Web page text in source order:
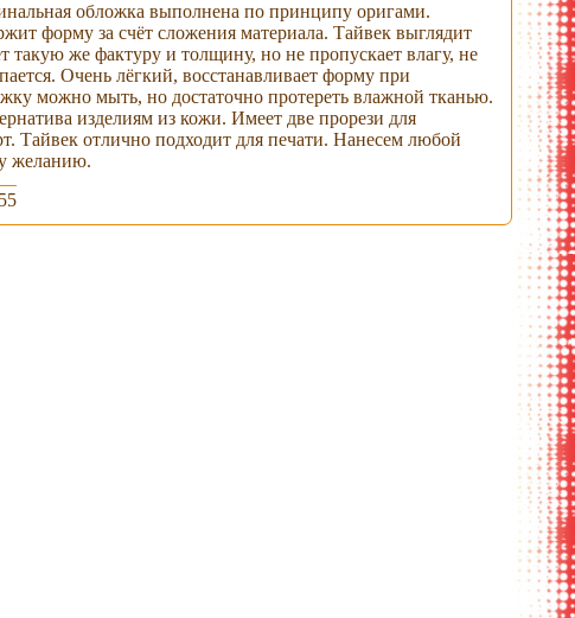
обложка выполнена по принципу оригами.
форму за счёт сложения материала. Тайвек выглядит
такую же фактуру и толщину, но не пропускает влагу, не
Очень лёгкий, восстанавливает форму при
можно мыть, но достаточно протереть влажной тканью.
изделиям из кожи. Имеет две прорези для
Тайвек отлично подходит для печати. Нанесем любой
желанию.